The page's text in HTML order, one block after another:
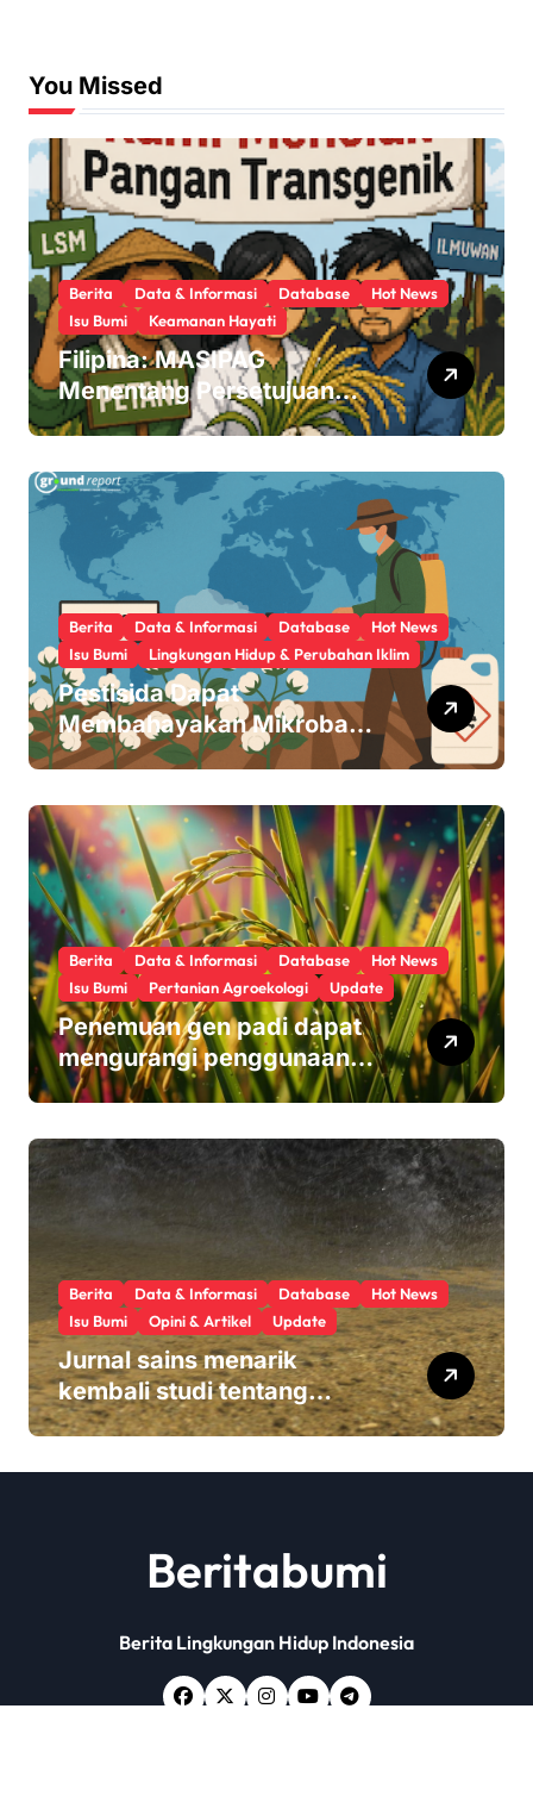
You Missed
Berita Data & Informasi Database
Hot News
Isu Bumi
Keamanan Hayati
Filipina: MASIPAG
Menentang Persetujuan
Beras Transgenik
Berita Data & Informasi Database
Hot News
Isu Bumi
Lingkungan Hidup & Perubahan Iklim
Pestisida Dapat
Membahayakan Mikroba
Usus Kita
Berita Data & Informasi Database
Hot News
Isu Bumi
Pertanian Agroekologi Update
Penemuan gen padi dapat
mengurangi penggunaan
pupuk sekaligus melindungi
Berita Data & Informasi Database
Hot News
Isu Bumi
Opini & Artikel Update
Jurnal sains menarik
kembali studi tentang
keamanan Monsanto
Beritabumi
Berita Lingkungan Hidup Indonesia